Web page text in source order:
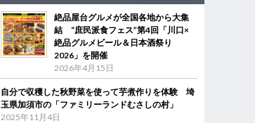
絶品屋台グルメが全国各地から大集
結 “庶民派食フェス”第4回「川口×
絶品グルメビール＆日本酒祭り
2026」を開催
2026年4月15日
自分で収穫した秋野菜を使って芋煮作りを体験 埼
玉県加須市の「ファミリーランドむさしの村」
2025年11月4日